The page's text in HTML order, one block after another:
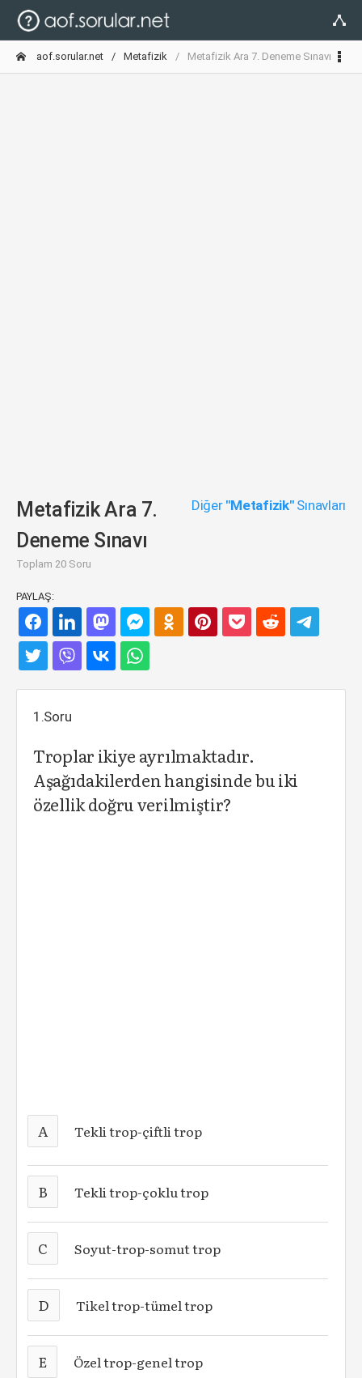
aof.sorular.net Metafizik Metafizik Ara 7. Deneme Sınavı
Metafizik Ara 7.
Deneme Sınavı
Toplam 20 Soru
Diğer "Metafizik"Sınavları
PAYLAŞ:
1.Soru
Troplar ikiye ayrılmaktadır.
Aşağıdakilerden hangisinde bu iki
özellik doğru verilmiştir?
A Tekli trop-çiftli trop
B Tekli trop-çoklu trop
C Soyut-trop-somut trop
D Tikel trop-tümel trop
E Özel trop-genel trop